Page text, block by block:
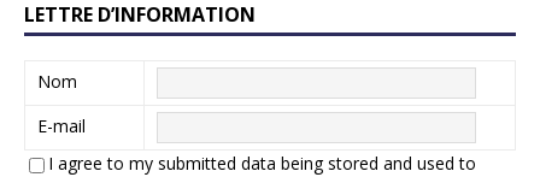
LETTRE D’INFORMATION
Nom
E-mail
I agree to my submitted data being stored and used to